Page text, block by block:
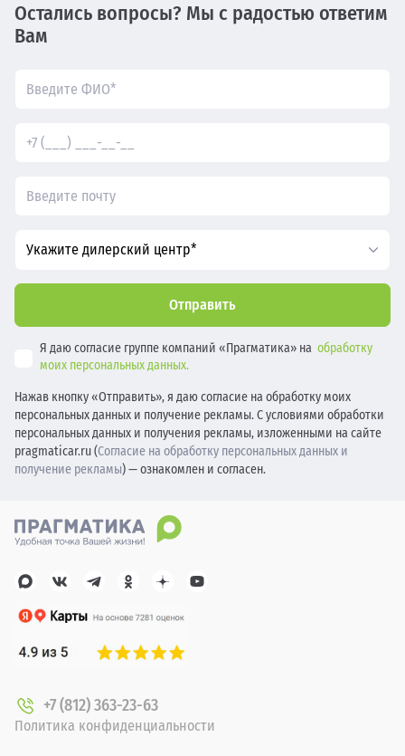
Остались вопросы? Мы с радостью ответим
Вам
Укажите дилерский центр*
Отправить
Я даю согласие группе компаний «Прагматика» на обработку
моих персональных данных.
Нажав кнопку «Отправить», я даю согласие на обработку моих
персональных данных и получение рекламы. С условиями обработки
персональных данных и получения рекламы, изложенными на сайте
pragmaticar.ru (Согласие на обработку персональных данных и
получение рекламы) — ознакомлен и согласен.
+7 (812) 363-23-63
Политика конфиденциальности